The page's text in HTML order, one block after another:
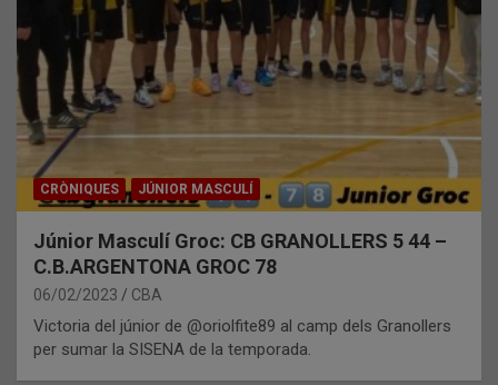
CRÒNIQUES JÚNIOR MASCULÍ
Júnior Masculí Groc: CB GRANOLLERS 5 44 –
C.B.ARGENTONA GROC 78
06/02/2023 CBA
Victoria del júnior de @oriolfite89 al camp dels Granollers
per sumar la SISENA de la temporada.